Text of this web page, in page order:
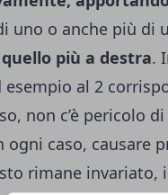
uno o anche più di
più a destra.
al 2
non c’è pericolo
ogni caso, causare
rimane